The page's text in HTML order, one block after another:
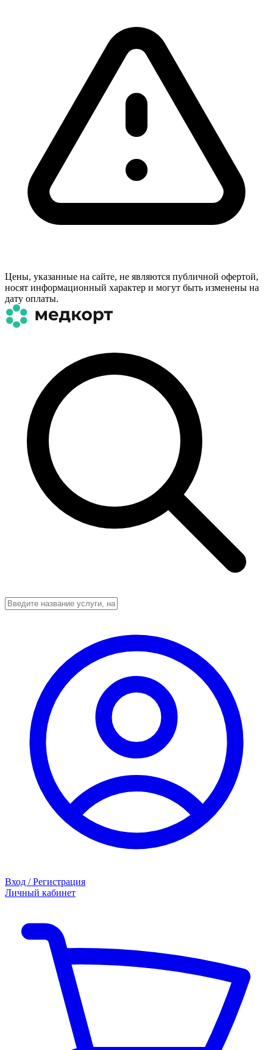
Цены, указанные на сайте, не являются публичной офертой,
носят информационный характер и могут быть изменены на
дату оплаты.
Вход / Регистрация
Личный кабинет